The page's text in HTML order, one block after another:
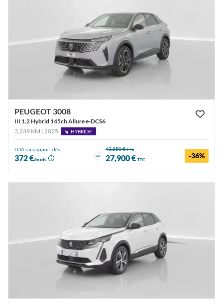
PEUGEOT 3008
III 1.2 Hybrid 145ch Allure e-DCS6
3,239 KM | 2025
HYBRIDE
LOA sans apport dès
372 €/mois
ou
43,850 €TTC
27,900 € TTC -36%